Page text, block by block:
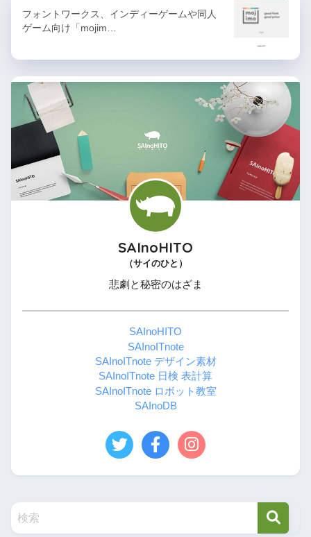
フォントワークス、インディーゲームや同人
ゲーム向け「mojim…
SAInoHITO
（サイのひと）
悲劇と秘密のはざま
SAInoHITO
SAInoITnote
SAInoITnote デザイン素材
SAInoITnote 日検 表計算
SAInoITnote ロボット教室
SAInoDB